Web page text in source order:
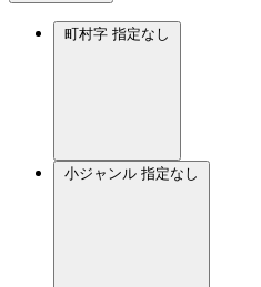
町村字 指定なし
小ジャンル 指定なし